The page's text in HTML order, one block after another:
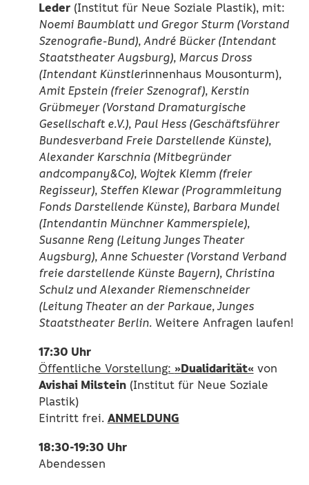
Leder(Institut für Neue Soziale Plastik), mit:
Noemi Baumblatt und Gregor Sturm (Vorstand
Szenografie-Bund), André Bücker (Intendant
Staatstheater Augsburg), Marcus Dross
(Intendant Künstlerinnenhaus Mousonturm),
Amit Epstein (freier Szenograf), Kerstin
Grübmeyer (Vorstand Dramaturgische
Gesellschaft e.V.), Paul Hess (Geschäftsführer
Bundesverband Freie Darstellende Künste),
Alexander Karschnia (Mitbegründer
andcompany&Co), Wojtek Klemm (freier
Regisseur), Steffen Klewar (Programmleitung
Fonds Darstellende Künste), Barbara Mundel
(Intendantin Münchner Kammerspiele),
Susanne Reng (Leitung Junges Theater
Augsburg), Anne Schuester (Vorstand Verband
freie darstellende Künste Bayern), Christina
Schulz und Alexander Riemenschneider
(Leitung Theater an der Parkaue, Junges
Staatstheater Berlin.Weitere Anfragen laufen!
17:30 Uhr
Öffentliche Vorstellung: »Dualidarität«von
Avishai Milstein(Institut für Neue Soziale
Plastik)
Eintritt frei. ANMELDUNG
18:30-19:30 Uhr
Abendessen